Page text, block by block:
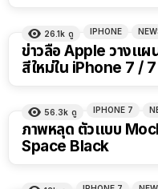
26.1k ดู IPHONE
ข่าวลือ Apple วางแผ
สีใหม่ใน iPhone 7 /
56.3k ดู IPHONE 7
ภาพหลุด ตัวแบบ
Space Black